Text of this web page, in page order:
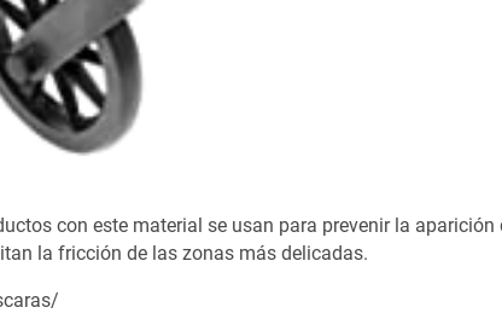
con este material se usan para prevenir la aparición
la fricción de las zonas más delicadas.